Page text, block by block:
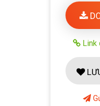
Link